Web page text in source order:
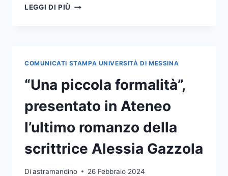
LEGGI DI PIÙ NOTA
COMUNICATI STAMPA UNIVERSITÀ DI MESSINA
“Una piccola formalità”,
presentato in Ateneo
l’ultimo romanzo della
scrittrice Alessia Gazzola
Diastramandino 26 Febbraio 2024